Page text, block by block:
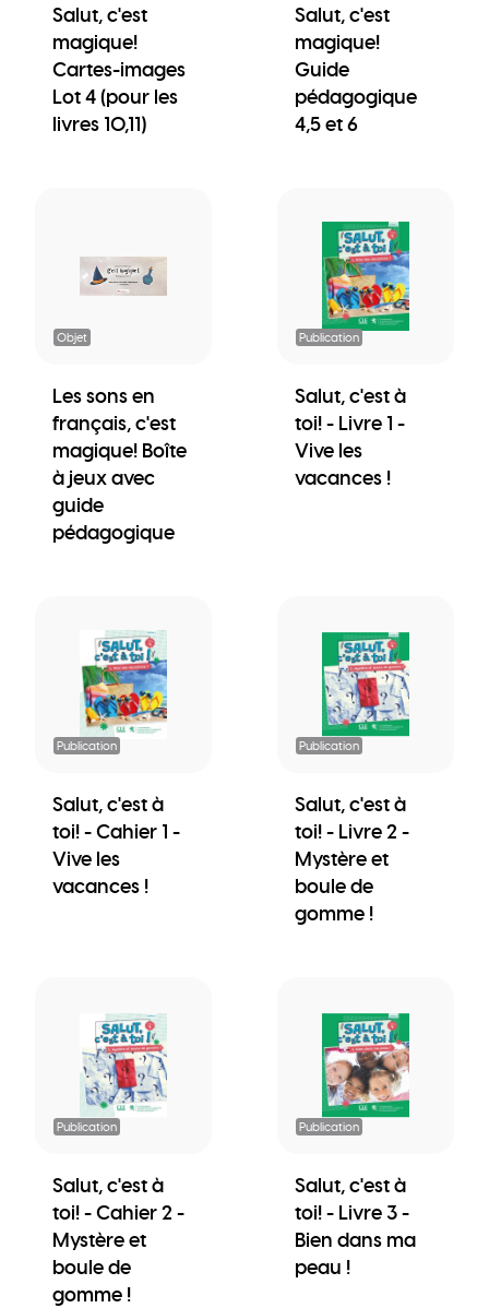
Salut, c'est
magique!
Cartes-images
Lot 4 (pour les
livres 10,11)
Salut, c'est
magique!
Guide
pédagogique
4,5 et 6
Objet
Les sons en
français, c'est
magique! Boîte
à jeux avec
guide
pédagogique
Publication
Salut, c'est à
toi! - Livre 1 -
Vive les
vacances !
Publication
Salut, c'est à
toi! - Cahier 1 -
Vive les
vacances !
Publication
Salut, c'est à
toi! - Livre 2 -
Mystère et
boule de
gomme !
Publication
Salut, c'est à
toi! - Cahier 2 -
Mystère et
boule de
gomme !
Publication
Salut, c'est à
toi! - Livre 3 -
Bien dans ma
peau !